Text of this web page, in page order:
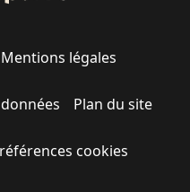
Mentions légales
Plan du site
cookies